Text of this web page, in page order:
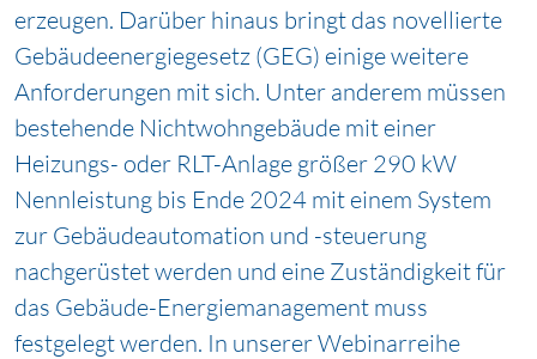
erzeugen. Darüber hinaus bringt das novellierte
Gebäudeenergiegesetz (GEG) einige weitere
Anforderungen mit sich. Unter anderem müssen
bestehende Nichtwohngebäude mit einer
Heizungs- oder RLT-Anlage größer 290 kW
Nennleistung bis Ende 2024 mit einem System
zur Gebäudeautomation und -steuerung
nachgerüstet werden und eine Zuständigkeit für
das Gebäude-Energiemanagement muss
festgelegt werden. In unserer Webinarreihe